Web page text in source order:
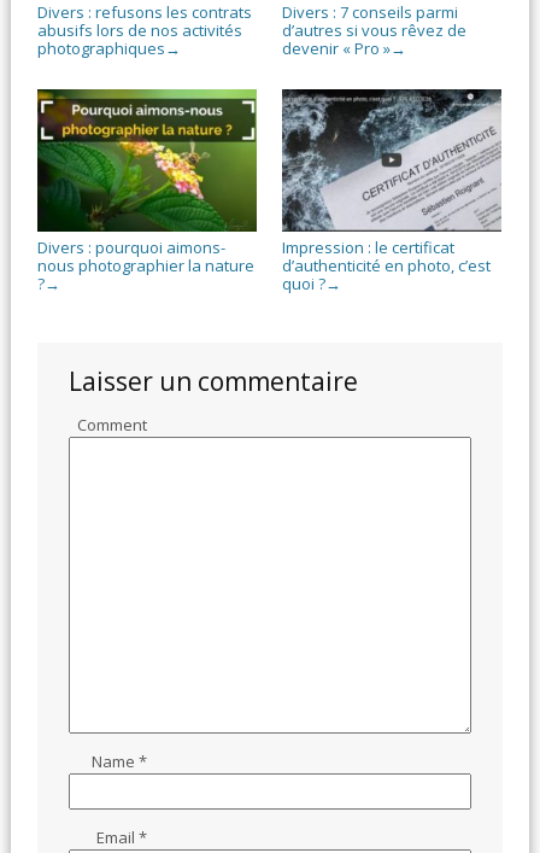
Divers : refusons les contrats
abusifs lors de nos activités
photographiques →
Divers : 7 conseils parmi
d’autres si vous rêvez de
devenir « Pro »→
Divers : pourquoi aimons-
nous photographier la nature
?→
Impression : le certificat
d’authenticité en photo, c’est
quoi ?→
Laisser un commentaire
Comment
Name*
Email*